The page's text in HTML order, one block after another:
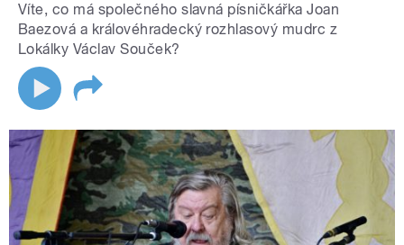
Víte, co má společného slavná písničkářka Joan
Baezová a královéhradecký rozhlasový mudrc z
Lokálky Václav Souček?